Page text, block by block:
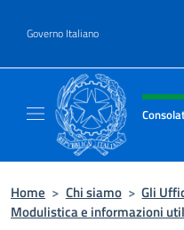
Governo Italiano
Intestazione
Home > Chi siamo > Gli
Modulistica e informazioni